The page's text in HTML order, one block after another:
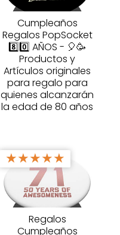
Cumpleaños
Regalos PopSocket
8️⃣0️⃣ AÑOS - 🎈🥳
Productos y
Artículos originales
para regalo para
quienes alcanzarán
la edad de 80 años
★★★★★
Regalos
Cumpleaños